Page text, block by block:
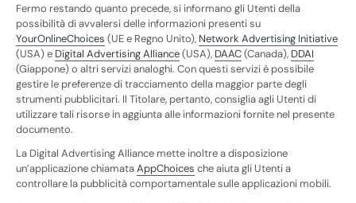
Fermo restando quanto precede, si informano gli Utenti della
possibilità di avvalersi delle informazioni presenti su
YourOnlineChoices (UE e Regno Unito), Network Advertising Initiative
(USA) e Digital Advertising Alliance(USA), DAAC(Canada), DDAI
(Giappone) o altri servizi analoghi. Con questi servizi è possibile
gestire le preferenze di tracciamento della maggior parte degli
strumenti pubblicitari. Il Titolare, pertanto, consiglia agli Utenti di
utilizzare tali risorse in aggiunta alle informazioni fornite nel presente
documento.
La Digital Advertising Alliance mette inoltre a disposizione
un’applicazione chiamataAppChoices che aiuta gli Utenti a
controllare la pubblicità comportamentale sulle applicazioni mobili.